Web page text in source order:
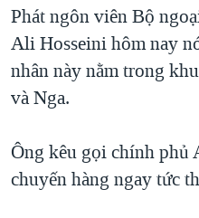
tới
"Tìm"
VẠCH TRẦN TIN GIẢ
NGƯỜI VIỆT HẢI NGOẠI
ĐỜI SỐNG
KINH TẾ
KHOA HỌC
SỨC KHOẺ
CHIẾN TRANH THƯƠNG
HÀNH TRÌNH BẦU CỬ 2024
MỘT NĂM CHIẾN TRANH
NGÀY TỊ NẠN THẾ GIỚI
TRỊNH VĨNH BÌNH -
HỌC TIẾNG ANH
VIDEO
NGHE
Phát ngôn viên Bộ
Ali Hosseini hôm nay
nhân này nằm trong
và Nga.
Ông kêu gọi chính phủ
chuyến hàng ngay tức